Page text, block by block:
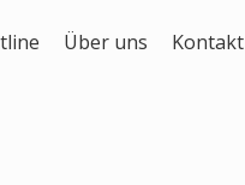
Über uns Kontakt